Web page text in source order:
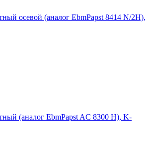
осевой (аналог EbmPapst 8414 N/2H),
(аналог EbmPapst AC 8300 H), K-